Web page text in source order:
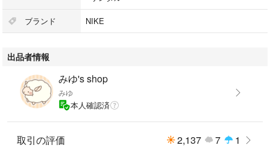
ブランド NIKE
出品者情報
みゆ's shop
みゆ
本人確認済
取引の評価 2,137 7 1